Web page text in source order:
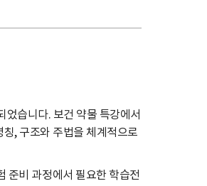
습니다. 보건 약물 특강에서
, 구조와 주법을 체계적으로
준비 과정에서 필요한 학습전